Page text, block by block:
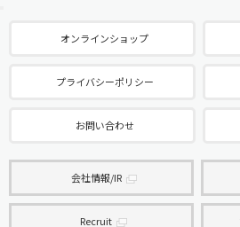
オンラインショップ
プライバシーポリシー
お問い合わせ
会社情報/IR
Recruit